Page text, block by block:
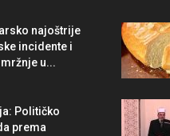
najoštrije
incidente i
u...
Političko
prema